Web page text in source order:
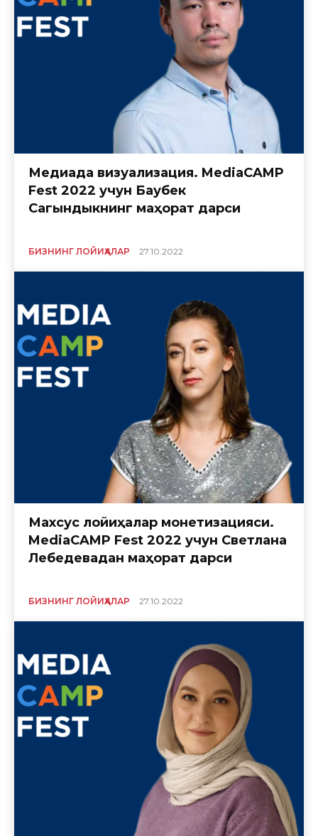
Медиада визуализация. MediaCAMP
Fest 2022 учун Баубек
Сагындыкнинг маҳорат дарси
БИЗНИНГ ЛОЙИҲАЛАР 27.10.2022
Махсус лойиҳалар монетизацияси.
MediaCAMP Fest 2022 учун Светлана
Лебедевадан маҳорат дарси
БИЗНИНГ ЛОЙИҲАЛАР 27.10.2022